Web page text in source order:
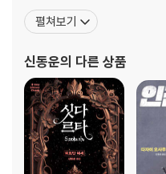
『신동운 영어강의록』, 『영어의
어 캠프』, 『40대가 다시 읽는
보편타당한 지혜 -
펼쳐보기
신동운의 다른 상품